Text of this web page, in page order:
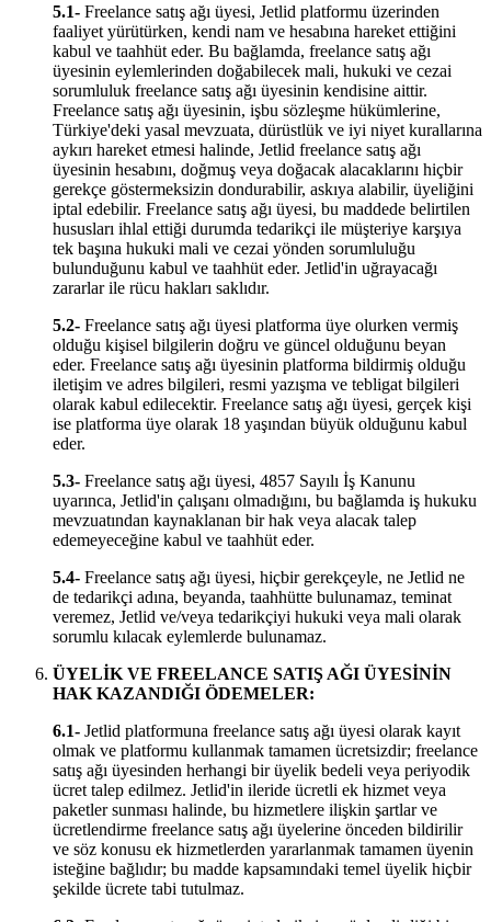
5.1- Freelance satış ağı üyesi, Jetlid platformu üzerinden
faaliyet yürütürken, kendi nam ve hesabına hareket ettiğini
kabul ve taahhüt eder. Bu bağlamda, freelance satış ağı
üyesinin eylemlerinden doğabilecek mali, hukuki ve cezai
sorumluluk freelance satış ağı üyesinin kendisine aittir.
Freelance satış ağı üyesinin, işbu sözleşme hükümlerine,
Türkiye'deki yasal mevzuata, dürüstlük ve iyi niyet kurallarına
aykırı hareket etmesi halinde, Jetlid freelance satış ağı
üyesinin hesabını, doğmuş veya doğacak alacaklarını hiçbir
gerekçe göstermeksizin dondurabilir, askıya alabilir, üyeliğini
iptal edebilir. Freelance satış ağı üyesi, bu maddede belirtilen
hususları ihlal ettiği durumda tedarikçi ile müşteriye karşıya
tek başına hukuki mali ve cezai yönden sorumluluğu
bulunduğunu kabul ve taahhüt eder. Jetlid'in uğrayacağı
zararlar ile rücu hakları saklıdır.
5.2- Freelance satış ağı üyesi platforma üye olurken vermiş
olduğu kişisel bilgilerin doğru ve güncel olduğunu beyan
eder. Freelance satış ağı üyesinin platforma bildirmiş olduğu
iletişim ve adres bilgileri, resmi yazışma ve tebligat bilgileri
olarak kabul edilecektir. Freelance satış ağı üyesi, gerçek kişi
ise platforma üye olarak 18 yaşından büyük olduğunu kabul
eder.
5.3- Freelance satış ağı üyesi, 4857 Sayılı İş Kanunu
uyarınca, Jetlid'in çalışanı olmadığını, bu bağlamda iş hukuku
mevzuatından kaynaklanan bir hak veya alacak talep
edemeyeceğine kabul ve taahhüt eder.
5.4- Freelance satış ağı üyesi, hiçbir gerekçeyle, ne Jetlid ne
de tedarikçi adına, beyanda, taahhütte bulunamaz, teminat
veremez, Jetlid ve/veya tedarikçiyi hukuki veya mali olarak
sorumlu kılacak eylemlerde bulunamaz.
ÜYELİK VE FREELANCE SATIŞ AĞI ÜYESİNİN
HAK KAZANDIĞI ÖDEMELER:
6.1- Jetlid platformuna freelance satış ağı üyesi olarak kayıt
olmak ve platformu kullanmak tamamen ücretsizdir; freelance
satış ağı üyesinden herhangi bir üyelik bedeli veya periyodik
ücret talep edilmez. Jetlid'in ileride ücretli ek hizmet veya
paketler sunması halinde, bu hizmetlere ilişkin şartlar ve
ücretlendirme freelance satış ağı üyelerine önceden bildirilir
ve söz konusu ek hizmetlerden yararlanmak tamamen üyenin
isteğine bağlıdır; bu madde kapsamındaki temel üyelik hiçbir
şekilde ücrete tabi tutulmaz.